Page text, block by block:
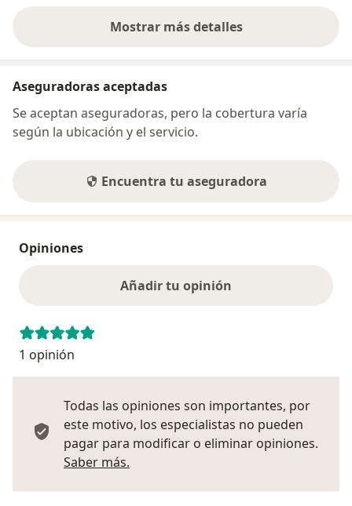
Mostrar más detalles
sobre la dirección
Aseguradoras aceptadas
Se aceptan aseguradoras, pero la cobertura varía
según la ubicación y el servicio.
Encuentra tu aseguradora
Opiniones
Añadir tu opinión
1 opinión
Todas las opiniones son importantes, por
este motivo, los especialistas no pueden
pagar para modificar o eliminar opiniones.
Saber más.